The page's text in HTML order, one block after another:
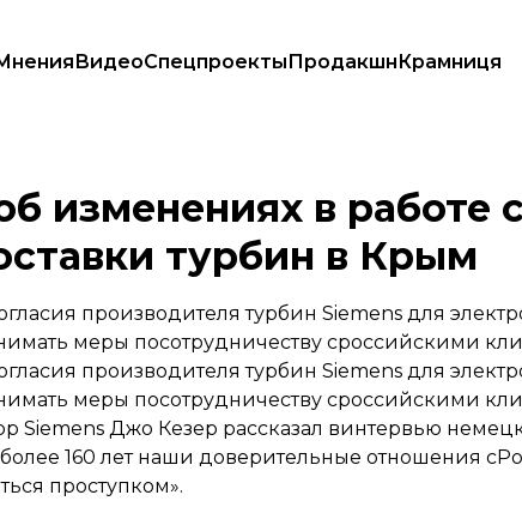
ВидеоСпецпроектыПродакшнКрамниця
клиентами после поставки турбин в Крым
изменениях в работе
турбин в Крым
производителя турбин Siemens для
меры посотрудничеству сроссийскими
производителя турбин Siemens для
меры посотрудничеству сроссийскими
Siemens Джо Кезер рассказал винтервью
160 лет наши доверительные отношения
проступком».